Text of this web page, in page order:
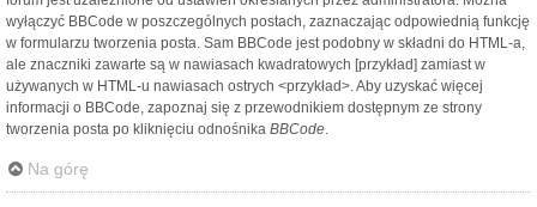
wyłączyć BBCode w poszczególnych postach, zaznaczając odpowiednią funkcję
w formularzu tworzenia posta. Sam BBCode jest podobny w składni do HTML-a,
ale znaczniki zawarte są w nawiasach kwadratowych [przykład] zamiast w
używanych w HTML-u nawiasach ostrych <przykład>. Aby uzyskać więcej
informacji o BBCode, zapoznaj się z przewodnikiem dostępnym ze strony
tworzenia posta po kliknięciu odnośnika BBCode.
Na górę